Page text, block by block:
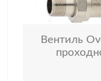
Вентиль